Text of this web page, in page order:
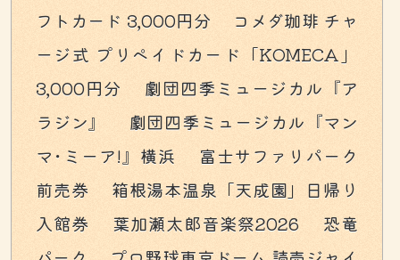
フトカード 3,000円分 コメダ珈琲 チャ
ージ式 プリペイドカード「KOMECA」
3,000円分 劇団四季ミュージカル『ア
ラジン』 劇団四季ミュージカル『マン
マ･ミーア!』横浜 富士サファリパーク
前売券 箱根湯本温泉「天成園」日帰り
入館券 葉加瀬太郎音楽祭2026 恐竜